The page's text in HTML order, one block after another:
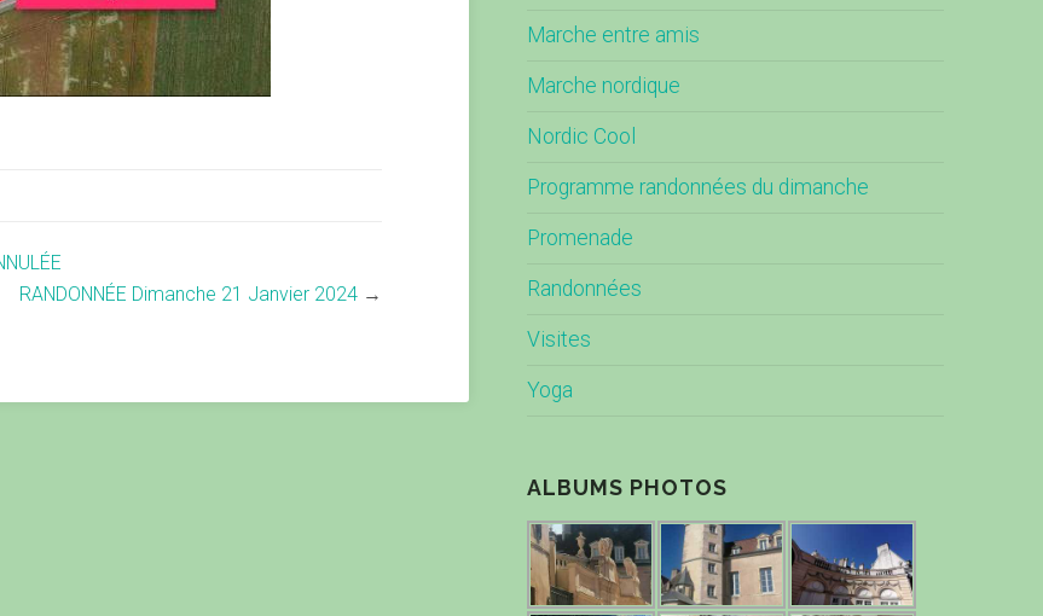
RANDONNÉE Dimanche 21 Janvier 2024 →
Marche entre amis
Marche nordique
Nordic Cool
Programme randonnées du dimanche
Promenade
Randonnées
Visites
Yoga
ALBUMS PHOTOS